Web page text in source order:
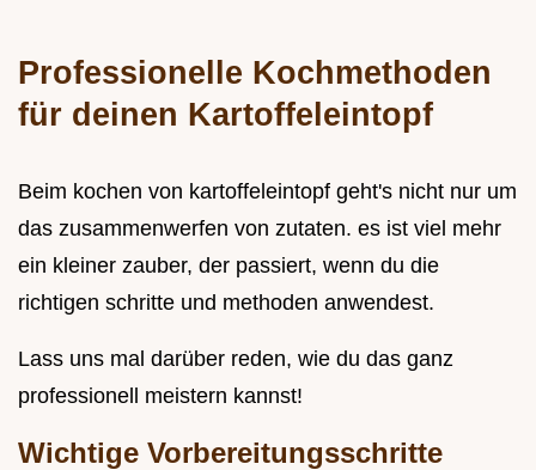
Professionelle Kochmethoden
für deinen Kartoffeleintopf
Beim kochen von kartoffeleintopf geht's nicht nur um
das zusammenwerfen von zutaten. es ist viel mehr
ein kleiner zauber, der passiert, wenn du die
richtigen schritte und methoden anwendest.
Lass uns mal darüber reden, wie du das ganz
professionell meistern kannst!
Wichtige Vorbereitungsschritte